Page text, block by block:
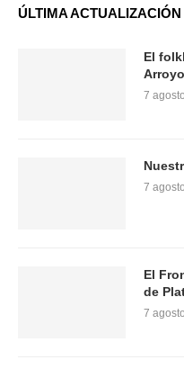
ÚLTIMA ACTUALIZACIÓN
El
Arroyo
7
7
El
de
7